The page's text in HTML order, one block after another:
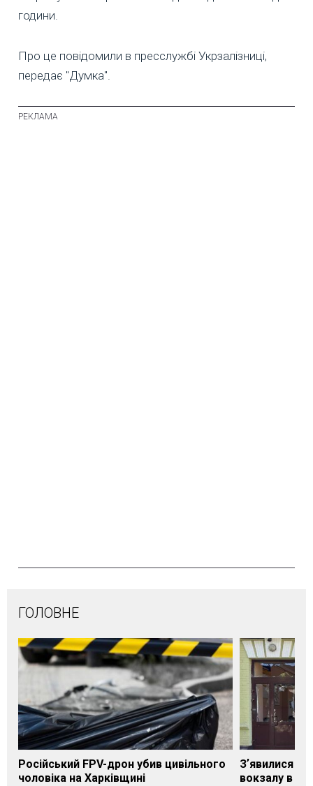
години.
Про це повідомили в пресслужбі Укрзалізниці,
передає "Думка".
ГОЛОВНЕ
Російський FPV-дрон убив цивільного
чоловіка на Харківщині
Зʼявилися
вокзалу в